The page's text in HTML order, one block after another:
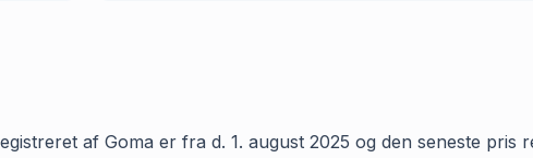
af Goma er fra d. 1. august 2025 og den seneste pris